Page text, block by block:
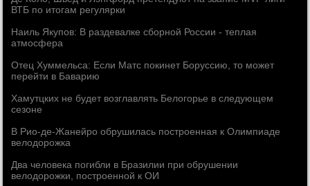
ВТБ по итогам регулярки
Наиль Якупов: В раздевалке сборной России - теплая
атмосфера
Отец Хуммельса: Если Матс покинет Боруссию, то может
перейти в Баварию
Хамутцких не будет возглавлять Белогорье в следующем
сезоне
В Рио-де-Жанейро обрушилась построенная к Олимпиаде
велодорожка
Два человека погибли в Бразилии при обрушении
велодорожки, построенной к ОИ